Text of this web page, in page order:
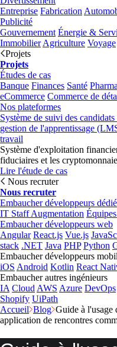
Entreprise Fabrication
Publicité
Gouvernement Énergie &
Immobilier Agriculture Voyage
Projets
Projets
Études de cas
Banque Finances Santé
eCommerce Commerce de
Nos plateformes
Système de suivi des
gestion de l'apprentissage
travail
Système d'exploitation
fiduciaires et les
Lire l'étude de cas
Nous recruter
Nous recruter
Embaucher développeurs
IT Staff Augmentation
Embaucher développeurs web
Angular React.js Vue.js
stack .NET Java PHP Python
Embaucher développeurs
iOS Android Kotlin React
Embaucher autres ingénieurs
IA Cloud AWS Azure DevOps
Shopify UiPath
Accueil Blog Guide à l'usage
application de rencontres